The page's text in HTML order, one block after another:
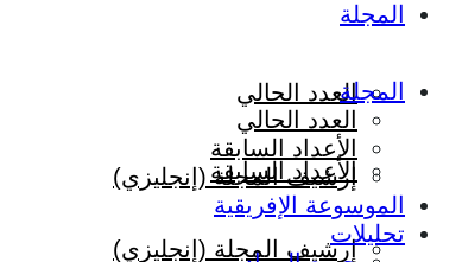
المجلة
العدد الحالي
الأعداد السابقة
إرشيف المجلة (إنجليزي)
المجلة
العدد الحالي
الأعداد السابقة
إرشيف المجلة (إنجليزي)
الموسوعة الإفريقية
تحليلات